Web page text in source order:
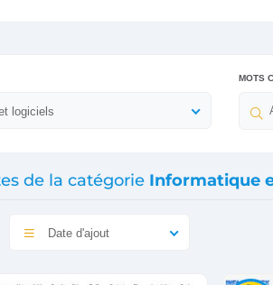
logiciels
MOTS
de la catégorie Informatique
Date d'ajout